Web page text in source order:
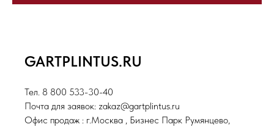
GARTPLINTUS.RU
Тел. 8 800 533-30-40
Почта для заявок: zakaz@gartplintus.ru
Офис продаж : г.Москва , Бизнес Парк Румянцево,